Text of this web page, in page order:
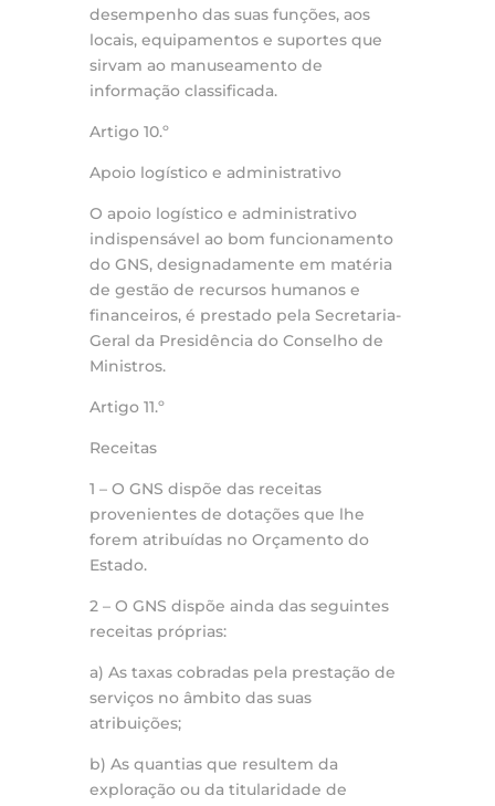
desempenho das suas funções, aos
locais, equipamentos e suportes que
sirvam ao manuseamento de
informação classificada.
Artigo 10.º
Apoio logístico e administrativo
O apoio logístico e administrativo
indispensável ao bom funcionamento
do GNS, designadamente em matéria
de gestão de recursos humanos e
financeiros, é prestado pela Secretaria-
Geral da Presidência do Conselho de
Ministros.
Artigo 11.º
Receitas
1 – O GNS dispõe das receitas
provenientes de dotações que lhe
forem atribuídas no Orçamento do
Estado.
2 – O GNS dispõe ainda das seguintes
receitas próprias:
a) As taxas cobradas pela prestação de
serviços no âmbito das suas
atribuições;
b) As quantias que resultem da
exploração ou da titularidade de